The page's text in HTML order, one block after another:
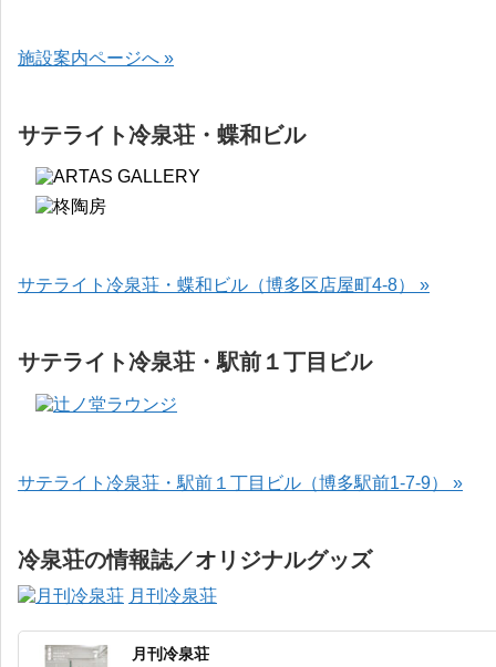
施設案内ページへ »
サテライト冷泉荘・蝶和ビル
サテライト冷泉荘・蝶和ビル（博多区店屋町4-8） »
サテライト冷泉荘・駅前１丁目ビル
サテライト冷泉荘・駅前１丁目ビル（博多駅前1-7-9） »
冷泉荘の情報誌／オリジナルグッズ
月刊冷泉荘
月刊冷泉荘